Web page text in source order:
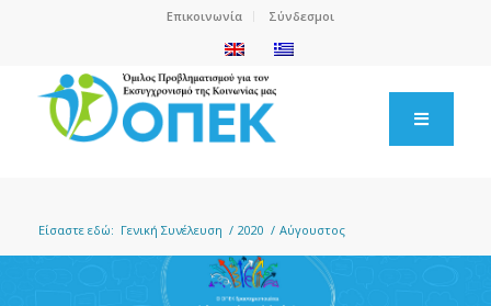
Επικοινωνία Σύνδεσμοι
Είσαστε εδώ: Γενική Συνέλευση / 2020 / Αύγουστος